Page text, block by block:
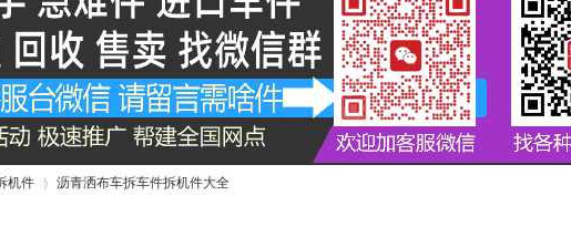
索
机件 沥青洒布车拆车件拆机件大全